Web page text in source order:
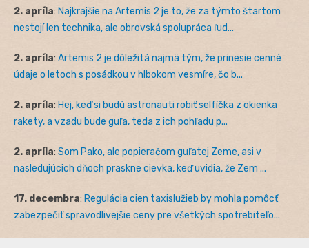
2. apríla: Najkrajšie na Artemis 2 je to, že za týmto štartom
nestojí len technika, ale obrovská spolupráca ľud...
2. apríla: Artemis 2 je dôležitá najmä tým, že prinesie cenné
údaje o letoch s posádkou v hlbokom vesmíre, čo b...
2. apríla: Hej, keď si budú astronauti robiť selfíčka z okienka
rakety, a vzadu bude guľa, teda z ich pohľadu p...
2. apríla: Som Pako, ale popieračom guľatej Zeme, asi v
nasledujúcich dňoch praskne cievka, keď uvidia, že Zem ...
17. decembra: Regulácia cien taxislužieb by mohla pomôcť
zabezpečiť spravodlivejšie ceny pre všetkých spotrebiteľo...